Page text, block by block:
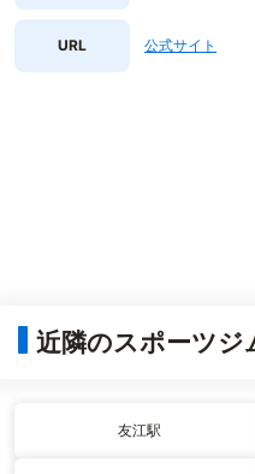
URL 公式サイト
近隣のスポーツジ
友江駅